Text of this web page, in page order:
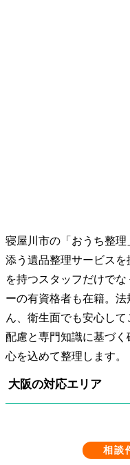
寝屋川市の「おうち整
添う遺品整理サービス
を持つスタッフだけで
ーの有資格者も在籍。
ん、衛生面でも安心し
配慮と専門知識に基づ
心を込めて整理します。
大阪の対応エリア
相談